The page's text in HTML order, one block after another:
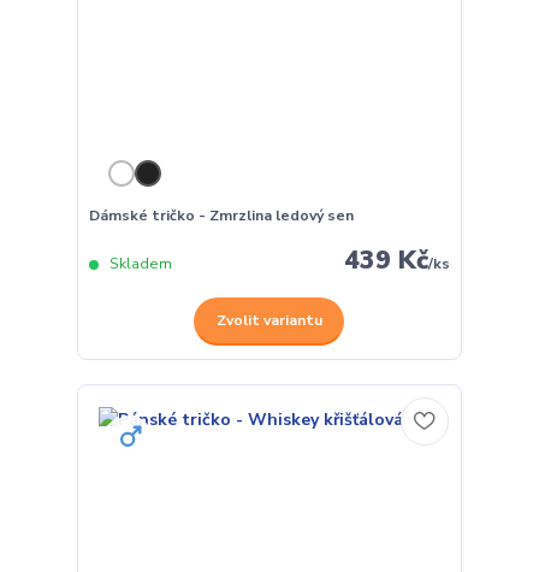
Dámské tričko - Zmrzlina ledový sen
439 Kč/ks
Skladem
Zvolit variantu